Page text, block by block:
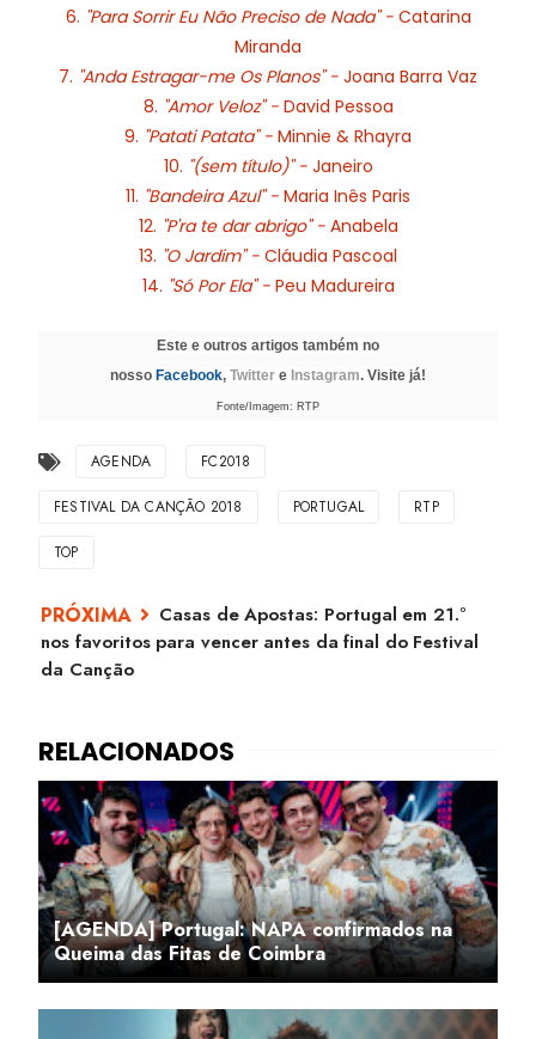
6. "Para Sorrir Eu Não Preciso de Nada" - Catarina
Miranda
7. "Anda Estragar-me Os Planos" - Joana Barra Vaz
8. "Amor Veloz" - David Pessoa
9. "Patati Patata" - Minnie & Rhayra
10. "(sem título)" - Janeiro
11. "Bandeira Azul" - Maria Inês Paris
12. "P'ra te dar abrigo" - Anabela
13. "O Jardim" - Cláudia Pascoal
14. "Só Por Ela" - Peu Madureira
Este e outros artigos também no
nosso Facebook, Twitter e Instagram. Visite já!
Fonte/Imagem: RTP
AGENDA FC2018
FESTIVAL DA CANÇÃO 2018 PORTUGAL RTP
TOP
Casas de Apostas: Portugal em 21.º
nos favoritos para vencer antes da final do Festival
da Canção
[AGENDA] Portugal: NAPA confirmados na
Queima das Fitas de Coimbra